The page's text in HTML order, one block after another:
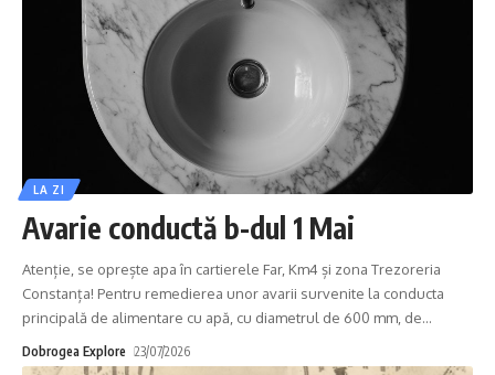
LA ZI
Avarie conductă b-dul 1 Mai
Atenție, se oprește apa în cartierele Far, Km4 și zona Trezoreria
Constanța! Pentru remedierea unor avarii survenite la conducta
principală de alimentare cu apă, cu diametrul de 600 mm, de…
Dobrogea Explore 23/07/2026